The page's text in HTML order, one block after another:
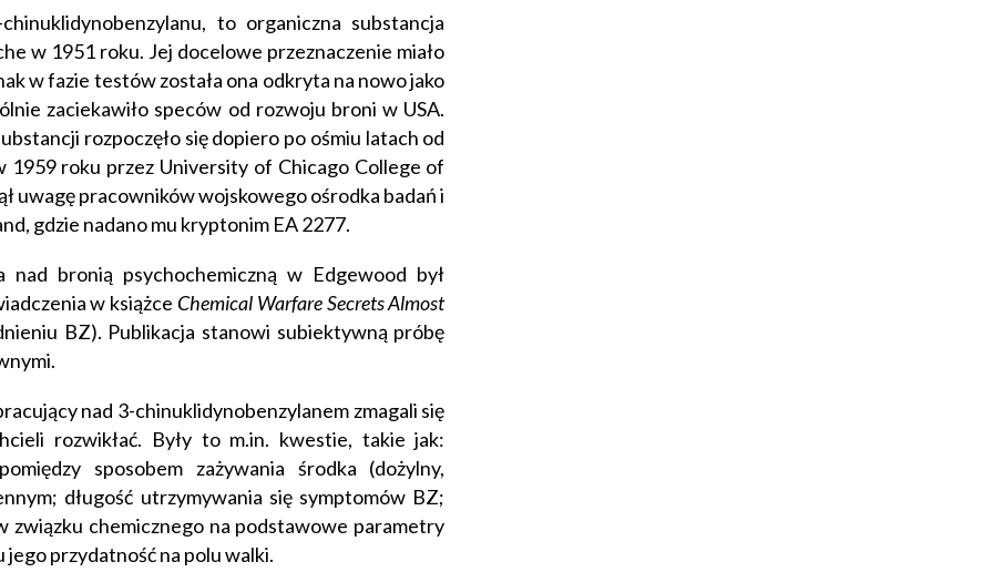
to organiczna substancja
w 1951 roku. Jej docelowe przeznaczenie miało
w fazie testów została ona odkryta na nowo jako
zaciekawiło speców od rozwoju broni w USA.
rozpoczęło się dopiero po ośmiu latach od
1959 roku przez University of Chicago College of
uwagę pracowników wojskowego ośrodka badań i
gdzie nadano mu kryptonim EA 2277.
nad bronią psychochemiczną w Edgewood był
w książce Chemical Warfare Secrets Almost
BZ). Publikacja stanowi subiektywną próbę
nad 3-chinuklidynobenzylanem zmagali się
rozwikłać. Były to m.in. kwestie, takie jak:
sposobem zażywania środka (dożylny,
długość utrzymywania się symptomów BZ;
związku chemicznego na podstawowe parametry
przydatność na polu walki.